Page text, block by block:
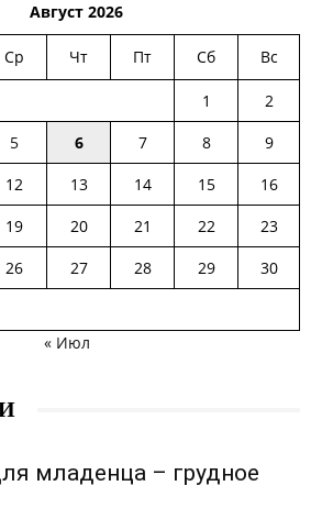
Август 2026
Ср Чт Пт Сб Вс
1
2
5 6 7 8
9
12 13 14 15
16
19 20 21 22
23
26 27 28 29
30
« Июл
младенца – грудное